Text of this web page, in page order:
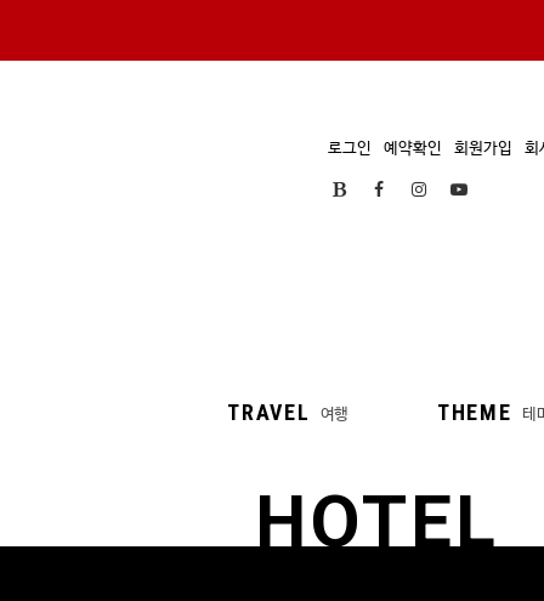
로그인 예약확인 회원가입 회
TRAVEL 여행 THEME 테
HOTEL